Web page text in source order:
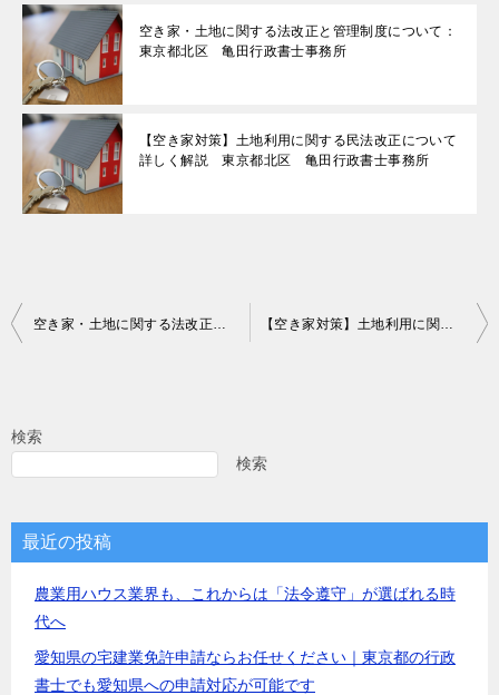
空き家・土地に関する法改正と管理制度について：
東京都北区 亀田行政書士事務所
【空き家対策】土地利用に関する民法改正について
詳しく解説 東京都北区 亀田行政書士事務所
投
ビ
シ
ョ
空き家・土地に関する法改正と管理制度について：東京都北区 亀田行政書士事務所 【空き家対策】土地利用に関する民法改正について詳しく解説 東京都北区 亀田行政書士事務所
検索
検索
最近の投稿
農業用ハウス業界も、これからは「法令遵守」が選ばれる時
代へ
愛知県の宅建業免許申請ならお任せください｜東京都の行政
書士でも愛知県への申請対応が可能です